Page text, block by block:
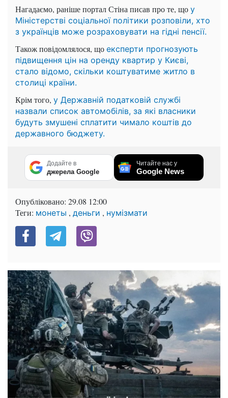
Нагадаємо, раніше портал Стіна писав про те, що у
Міністерстві соціальної політики розповіли, хто
з українців може розраховувати на гідні пенсії.
Також повідомлялося, що експерти прогнозують
підвищення цін на оренду квартир у Києві,
стало відомо, скільки коштуватиме житло в
столиці країни.
Крім того, у Державній податковій службі
назвали список автомобілів, за які власники
будуть змушені сплатити чимало коштів до
державного бюджету.
Додайте в
джерела Google
Читайте нас у
Google News
Опубліковано: 29.08 12:00
Теги: монеты , деньги , нумізмати